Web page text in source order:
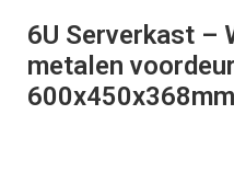
6U Serverkast –
metalen
600x450x368mm